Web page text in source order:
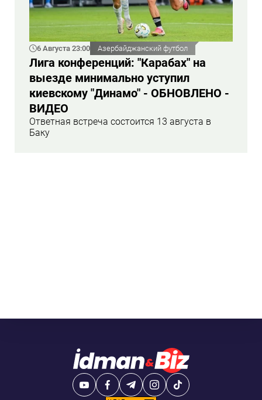
6 Августа 23:00 Азербайджанский футбол
Лига конференций: "Карабах" на
выезде минимально уступил
киевскому "Динамо" - ОБНОВЛЕНО -
ВИДЕО
Ответная встреча состоится 13 августа в
Баку